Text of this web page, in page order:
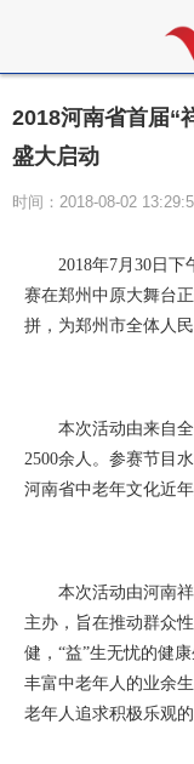
2018河南省首届“
盛大启动
时间：2018-08-02
2018年7月30日下
赛在郑州中原大舞台
拼，为郑州市全体人
本次活动由来自
2500余人。参赛节目
河南省中老年文化近
本次活动由河南
主办，旨在推动群众
健，“益”生无忧的健
丰富中老年人的业余
老年人追求积极乐观的